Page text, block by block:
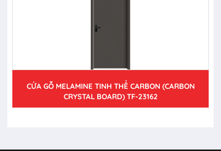
CỬA GỖ MELAMINE TINH THỂ CARBON (CARBON
CRYSTAL BOARD) TF-23162